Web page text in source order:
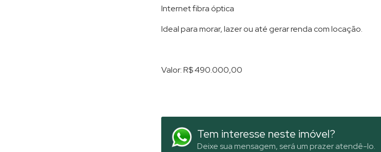
Internet fibra óptica
Ideal para morar, lazer ou até gerar renda com locação.
Valor: R$ 490.000,00
Tem interesse neste imóvel?
Deixe sua mensagem, será um prazer atendê-lo.